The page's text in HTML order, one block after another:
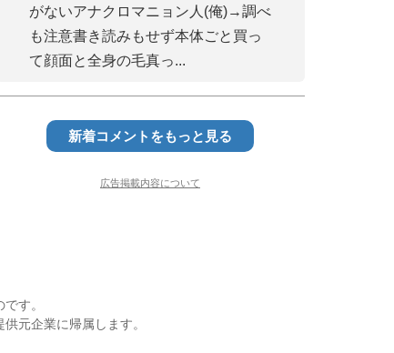
がないアナクロマニョン人(俺)→調べ
も注意書き読みもせず本体ごと買っ
て顔面と全身の毛真っ...
新着コメントをもっと見る
広告掲載内容について
す。
元企業に帰属します。